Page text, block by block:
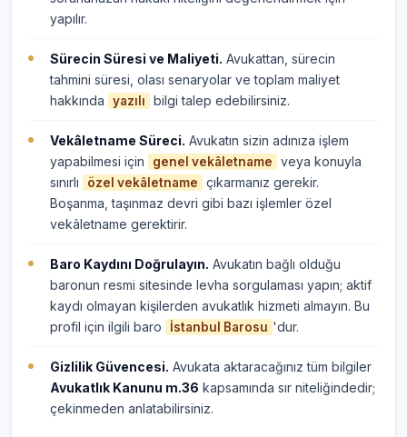
yapılır.
Sürecin Süresi ve Maliyeti. Avukattan, sürecin
tahmini süresi, olası senaryolar ve toplam maliyet
hakkında
yazılı bilgi talep edebilirsiniz.
Vekâletname Süreci. Avukatın sizin adınıza işlem
yapabilmesi için
genel vekâletname
veya konuyla
sınırlı
özel vekâletname
çıkarmanız gerekir.
Boşanma, taşınmaz devri gibi bazı işlemler özel
vekâletname gerektirir.
Baro Kaydını Doğrulayın. Avukatın bağlı olduğu
baronun resmi sitesinde levha sorgulaması yapın; aktif
kaydı olmayan kişilerden avukatlık hizmeti almayın. Bu
profil için ilgili baro
İstanbul Barosu 'dur.
Gizlilik Güvencesi. Avukata aktaracağınız tüm bilgiler
Avukatlık Kanunu m.36 kapsamında sır niteliğindedir;
çekinmeden anlatabilirsiniz.